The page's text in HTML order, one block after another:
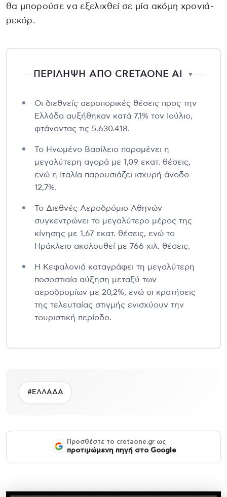
θα μπορούσε να εξελιχθεί σε μία ακόμη χρονιά-
ρεκόρ.
ΠΕΡΙΛΗΨΗ ΑΠΟ CRETAONE AI ▼
Οι διεθνείς αεροπορικές θέσεις προς την
Ελλάδα αυξήθηκαν κατά 7,1% τον Ιούλιο,
φτάνοντας τις 5.630.418.
Το Ηνωμένο Βασίλειο παραμένει η
μεγαλύτερη αγορά με 1,09 εκατ. θέσεις,
ενώ η Ιταλία παρουσιάζει ισχυρή άνοδο
12,7%.
Το Διεθνές Αεροδρόμιο Αθηνών
συγκεντρώνει το μεγαλύτερο μέρος της
κίνησης με 1,67 εκατ. θέσεις, ενώ το
Ηράκλειο ακολουθεί με 766 χιλ. θέσεις.
Η Κεφαλονιά καταγράφει τη μεγαλύτερη
ποσοστιαία αύξηση μεταξύ των
αεροδρομίων με 20,2%, ενώ οι κρατήσεις
της τελευταίας στιγμής ενισχύουν την
τουριστική περίοδο.
#ΕΛΛΑΔΑ
Προσθέστε το cretaone.gr ως
προτιμώμενη πηγή στο Google